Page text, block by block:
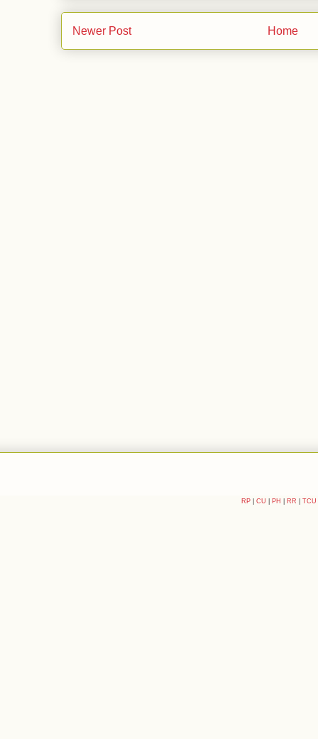
Newer Post Home
RP |CU PH RR |TCU